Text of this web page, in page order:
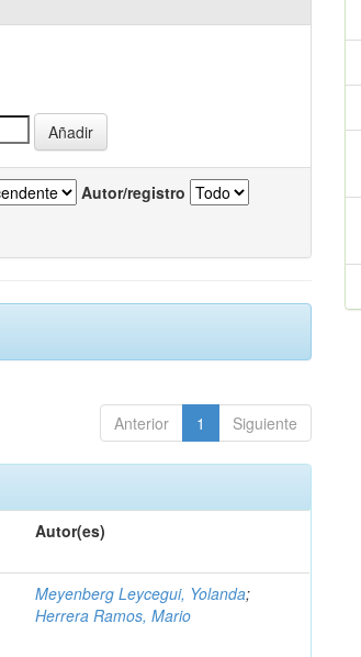
Autor/registro
Anterior 1 Siguiente
Autor(es)
Meyenberg Leycegui, Yolanda;
Herrera Ramos, Mario